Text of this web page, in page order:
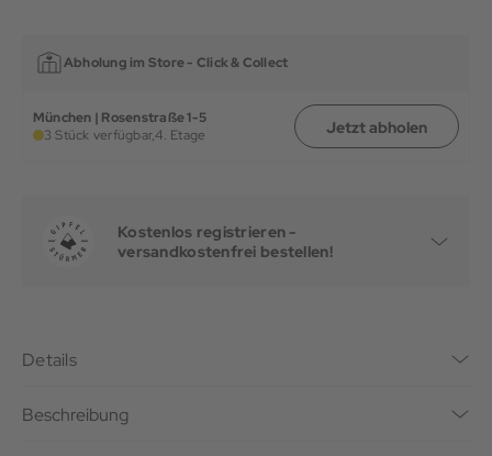
Abholung im Store - Click & Collect
München | Rosenstraße 1-5
3 Stück verfügbar,4. Etage Jetzt abholen
Kostenlos registrieren -
versandkostenfrei bestellen!
Details
Beschreibung